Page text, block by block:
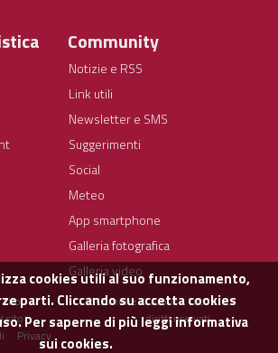
cookies utili al suo funzionamento,
parti. Cliccando su accetta cookies
Per saperne di più leggiinformativa
sui cookies.
Community
Notizie e RSS
Link utili
Newsletter e SMS
Suggerimenti
Social
Meteo
App smartphone
Galleria fotografica
Galleria video
sito
sito
Privacy
© Comune di Arbus - Tutti i
diritti riservati